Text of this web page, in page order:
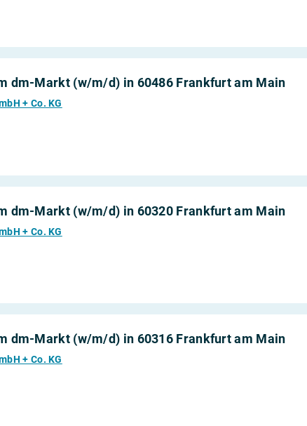
dm-Markt (w/m/d) in 60486 Frankfurt am Main
+ Co. KG
dm-Markt (w/m/d) in 60320 Frankfurt am Main
+ Co. KG
dm-Markt (w/m/d) in 60316 Frankfurt am Main
+ Co. KG